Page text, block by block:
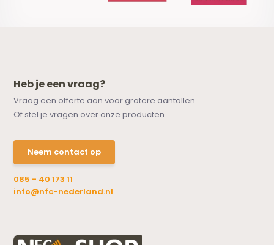
Heb je een vraag?
Vraag een offerte aan voor grotere aantallen
Of stel je vragen over onze producten
Neem contact op
085 - 40 173 11
info@nfc-nederland.nl